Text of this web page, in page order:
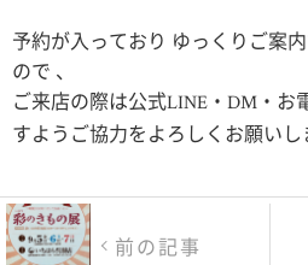
予約が入っており ゆっくりご案
ので 、
ご来店の際は公式LINE・DM・お
すようご協力をよろしくお願い
前の記事